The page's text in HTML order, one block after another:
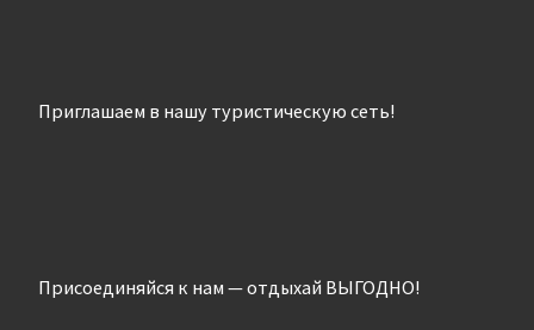
Приглашаем в нашу туристическую сеть!
Присоединяйся к нам — отдыхай ВЫГОДНО!